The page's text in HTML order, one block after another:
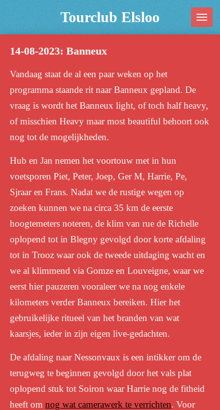
de
Tourclub Elsloo
14-08-2023: Banneux
Vandaag staat de al een paar weken op het
programma staande rit naar Banneux gepland. De
vraag is wordt het Banneux light, of toch half heavy,
of misschien Heavy maar most beautiful behoort ook
nog tot de mogelijkheden.
Hub en Jan nemen het voortouw met in hun
voetsporen Piet, Peter, Joep, Ger M, Harrie, Pe,
Sjraar en Frans. Nadat we de rustige wegen op
zoeken kunnen we na circa 35 km de eerste
hoogtemeters noteren, de klim van rue de Richelle
oplopend tot in Blegny gevolgd door korte afdaling
tot in Trooz waar ook de tweede uitdaging wacht en
we al klimmend via Gomze en Louveigne, waar we
eerst hier pauzeren vooraleer we na nog enkele
kilometers verder Banneux bereiken. Hier het
gebruikelijke ritueel van het branden van wat
kaarsjes, ieder in zijn eigen live-gedachten.
De afdaling naar Nessonvaux is een intikker om de
terugweg te beginnen gevolgd door het vals plat
oplopend stuk tot Soiron waar Harrie nog de fitheid
heeft om nog wat camerawerk te verrichten. Voor